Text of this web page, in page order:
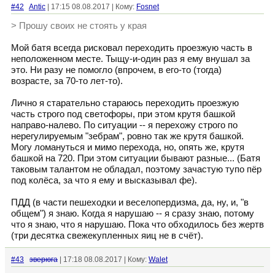
#42 Antic | 17:15 08.08.2017 | Кому: Fosnet
> Прошу своих не стоять у края
Мой батя всегда рисковал переходить проезжую часть в
неположенном месте. Тыщу-и-один раз я ему внушал за
это. Ни разу не помогло (впрочем, в его-то (тогда)
возрасте, за 70-то лет-то).
Лично я старательно стараюсь переходить проезжую
часть строго под светофоры, при этом крутя башкой
направо-налево. По ситуации -- я перехожу строго по
нерегулируемым "зебрам", ровно так же крутя башкой.
Могу ломануться и мимо перехода, но, опять же, крутя
башкой на 720. При этом ситуации бывают разные... (Батя
таковым талантом не обладал, поэтому зачастую тупо пёр
под колёса, за что я ему и высказывал фе).
ПДД (в части пешеходки и веселопердизма, да, ну, и, "в
общем") я знаю. Когда я нарушаю -- я сразу знаю, потому
что я знаю, что я нарушаю. Пока что обходилось без жертв
(три десятка свежекупленных яиц не в счёт).
#43 зверюга | 17:18 08.08.2017 | Кому: Walet